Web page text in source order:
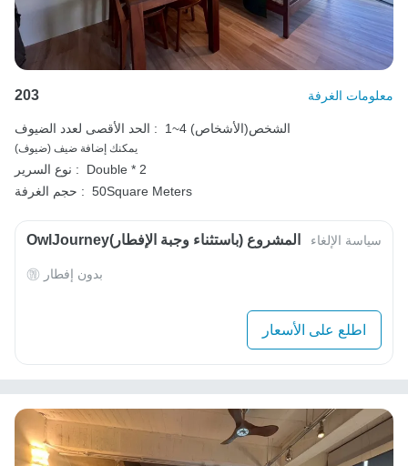
203 معلومات الغرفة
الحد الأقصى لعدد الضيوف : 1~4 الشخص(الأشخاص)
يمكنك إضافة ضيف (ضيوف)
نوع السرير :
Double * 2
حجم الغرفة : 50Square Meters
OwlJourneyالمشروع (باستثناء وجبة الإفطار) سياسة الإلغاء
بدون إفطار
اطلع على الأسعار